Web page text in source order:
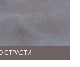
СТРАСТИ